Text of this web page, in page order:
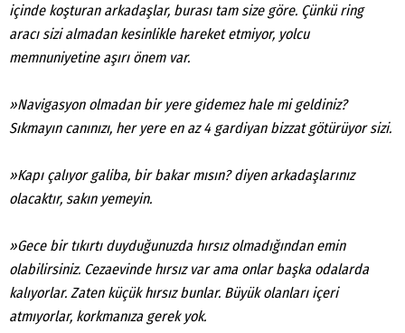
içinde koşturan arkadaşlar, burası tam size göre. Çünkü ring
aracı sizi almadan kesinlikle hareket etmiyor, yolcu
memnuniyetine aşırı önem var.
»Navigasyon olmadan bir yere gidemez hale mi geldiniz?
Sıkmayın canınızı, her yere en az 4 gardiyan bizzat götürüyor sizi.
»Kapı çalıyor galiba, bir bakar mısın? diyen arkadaşlarınız
olacaktır, sakın yemeyin.
»Gece bir tıkırtı duyduğunuzda hırsız olmadığından emin
olabilirsiniz. Cezaevinde hırsız var ama onlar başka odalarda
kalıyorlar. Zaten küçük hırsız bunlar. Büyük olanları içeri
atmıyorlar, korkmanıza gerek yok.